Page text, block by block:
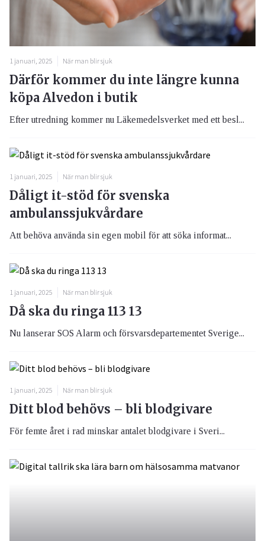
1 januari, 2025 När man blir sjuk
Därför kommer du inte längre kunna
köpa Alvedon i butik
Efter utredning kommer nu Läkemedelsverket med ett besl...
1 januari, 2025 När man blir sjuk
Dåligt it-stöd för svenska
ambulanssjukvårdare
Att behöva använda sin egen mobil för att söka informat...
1 januari, 2025 När man blir sjuk
Då ska du ringa 113 13
Nu lanserar SOS Alarm och försvarsdepartementet Sverige...
1 januari, 2025 När man blir sjuk
Ditt blod behövs – bli blodgivare
För femte året i rad minskar antalet blodgivare i Sveri...